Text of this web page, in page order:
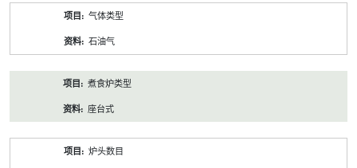
气体类型
石油气
煮食炉类型
座台式
炉头数目